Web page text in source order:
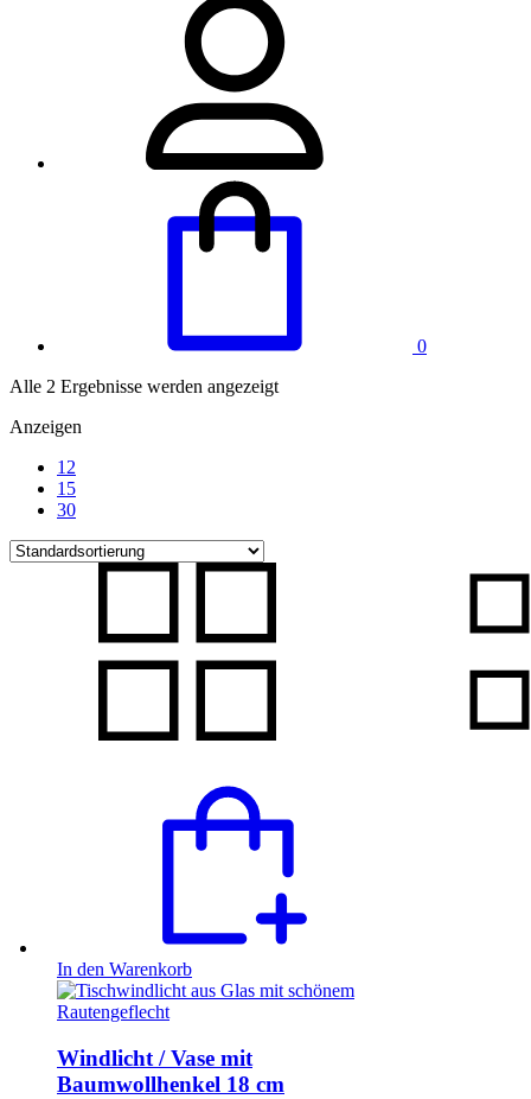
0
Alle 2 Ergebnisse werden angezeigt
Anzeigen
12
15
30
In den Warenkorb
Windlicht / Vase mit
Baumwollhenkel 18 cm